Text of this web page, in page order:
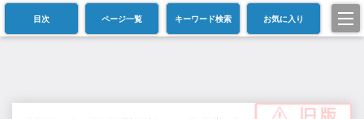
目次 ページ一覧 キーワード検索 お気に入り